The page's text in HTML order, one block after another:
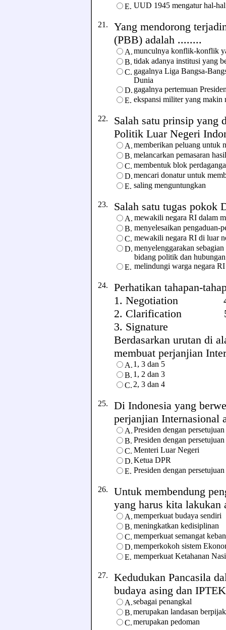
E. UUD 1945 mengatur hal-
21. Yang mendorong
(PBB) adalah ........
A.munculnya konflik-konflik
B. tidak adanya institusi yang
C. gagalnya Liga Bangsa-
Dunia
D. gagalnya pertemuan
E. ekspansi militer yang makin
22. Salah satu prinsip yang
Politik Luar Negeri
A.memberikan peluang untuk
B. melancarkan pemasaran
C. membentuk blok
D.mencari donatur untuk
E. saling menguntungkan
23. Salah satu tugas pokok
A. mewakili negara RI dalam
B. menyelesaikan pengaduan-
C. mewakili negara RI di luar
D. menyelenggarakan
bidang politik dan
E. melindungi warga negara
24. Perhatikan tahapan-
1. Negotiation 4.
2. Clarification 5.
3. Signature
Berdasarkan urutan di
membuat perjanjian
A.1, 3 dan 5
B. 1, 2 dan 3
C. 2, 3 dan 4
25. Di Indonesia yang
perjanjian Internasional
A.Presiden dengan
B. Presiden dengan
C. Menteri Luar Negeri
D.Ketua DPR
E. Presiden dengan
26. Untuk membendung
yang harus kita lakukan
A.memperkuat budaya sendiri
B. meningkatkan kedisiplinan
C. memperkuat semangat
D.memperkokoh sistem
E. memperkuat Ketahanan
27. Kedudukan Pancasila
budaya asing dan
A.sebagai penangkal
B.merupakan landasan berpijak
C.merupakan pedoman